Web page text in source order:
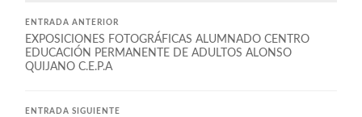
ENTRADA ANTERIOR
EXPOSICIONES FOTOGRÁFICAS ALUMNADO CENTRO
EDUCACIÓN PERMANENTE DE ADULTOS ALONSO
QUIJANO C.E.P.A
ENTRADA SIGUIENTE